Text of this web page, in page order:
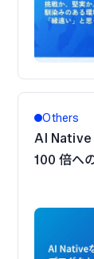
Others
AI Native
100 倍へ